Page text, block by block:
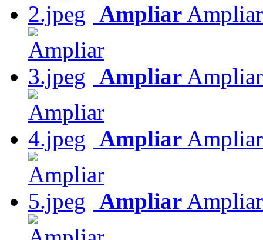
Ampliar Ampliar
Ampliar Ampliar
Ampliar Ampliar
Ampliar Ampliar